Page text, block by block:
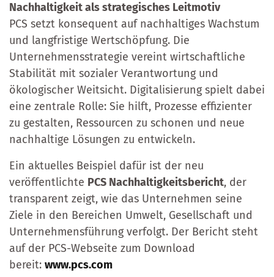
Nachhaltigkeit als strategisches Leitmotiv
PCS setzt konsequent auf nachhaltiges Wachstum
und langfristige Wertschöpfung. Die
Unternehmensstrategie vereint wirtschaftliche
Stabilität mit sozialer Verantwortung und
ökologischer Weitsicht. Digitalisierung spielt dabei
eine zentrale Rolle: Sie hilft, Prozesse effizienter
zu gestalten, Ressourcen zu schonen und neue
nachhaltige Lösungen zu entwickeln.
Ein aktuelles Beispiel dafür ist der neu
veröffentlichte PCS Nachhaltigkeitsbericht, der
transparent zeigt, wie das Unternehmen seine
Ziele in den Bereichen Umwelt, Gesellschaft und
Unternehmensführung verfolgt. Der Bericht steht
auf der PCS-Webseite zum Download
bereit: www.pcs.com